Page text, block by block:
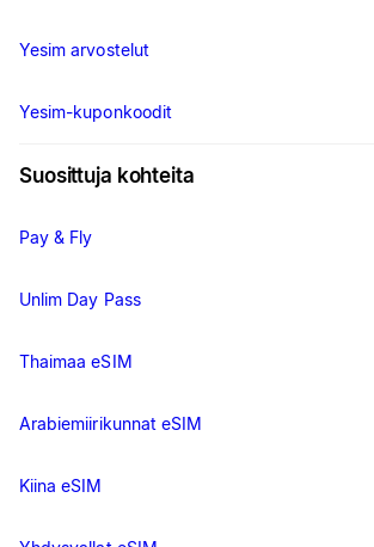
Yesim arvostelut
Yesim-kuponkoodit
Suosittuja kohteita
Pay & Fly
Unlim Day Pass
Thaimaa eSIM
Arabiemiirikunnat eSIM
Kiina eSIM